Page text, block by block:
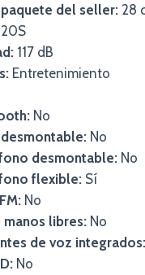
del seller: 28
117 dB
Entretenimiento
No
No
desmontable: No
flexible: Sí
No
libres: No
de voz integrados:
No